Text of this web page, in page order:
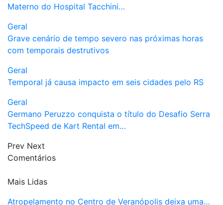
Materno do Hospital Tacchini…
Geral
Grave cenário de tempo severo nas próximas horas
com temporais destrutivos
Geral
Temporal já causa impacto em seis cidades pelo RS
Geral
Germano Peruzzo conquista o título do Desafio Serra
TechSpeed de Kart Rental em…
Prev Next
Comentários
Mais Lidas
Atropelamento no Centro de Veranópolis deixa uma…